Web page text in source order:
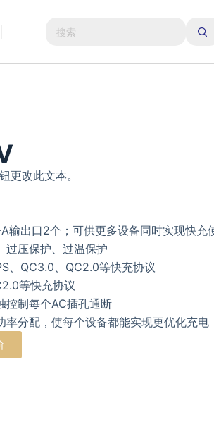
更改此文本。
输出口2个；可供更多设备同时实现快充
过压保护、过温保护
、QC3.0、QC2.0等快充协议
等快充协议
控制每个AC插孔通断
率分配，使每个设备都能实现更优化充电